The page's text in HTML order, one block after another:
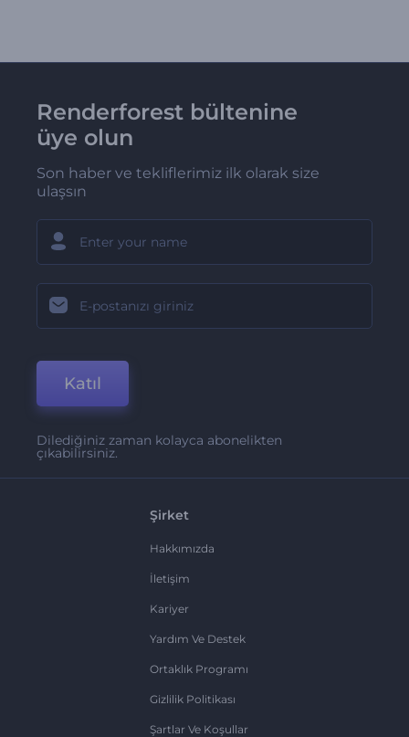
Renderforest bültenine
üye olun
Son haber ve tekliflerimiz ilk olarak size
ulaşsın
Katıl
Dilediğiniz zaman kolayca abonelikten
çıkabilirsiniz.
Şirket
Hakkımızda
İletişim
Kariyer
Yardım Ve Destek
Ortaklık Programı
Gizlilik Politikası
Şartlar Ve Koşullar